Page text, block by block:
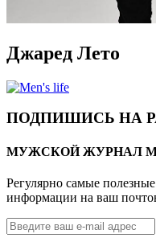
Джаред Лето
ПОДПИШИСЬ НА
МУЖСКОЙ ЖУРНАЛ
Регулярно самые
информации на ваш